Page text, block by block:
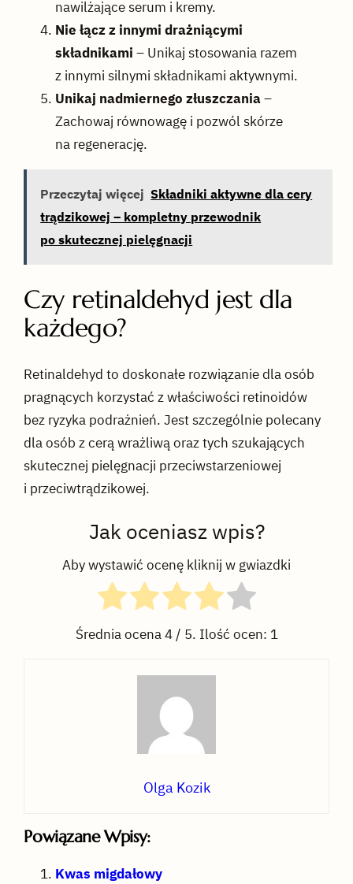
nawilżające serum i kremy.
Nie łącz z innymi drażniącymi
składnikami – Unikaj stosowania razem
z innymi silnymi składnikami aktywnymi.
Unikaj nadmiernego złuszczania–
Zachowaj równowagę i pozwól skórze
na regenerację.
Przeczytaj więcej Składniki aktywne dla cery
trądzikowej – kompletny przewodnik
po skutecznej pielęgnacji
Czy retinaldehyd jest dla
każdego?
Retinaldehyd to doskonałe rozwiązanie dla osób
pragnących korzystać z właściwości retinoidów
bez ryzyka podrażnień. Jest szczególnie polecany
dla osób z cerą wrażliwą oraz tych szukających
skutecznej pielęgnacji przeciwstarzeniowej
i przeciwtrądzikowej.
Jak oceniasz wpis?
Aby wystawić ocenę kliknij w gwiazdki
Średnia ocena4/ 5. Ilość ocen: 1
Olga Kozik
Powiązane Wpisy:
Kwas migdałowy